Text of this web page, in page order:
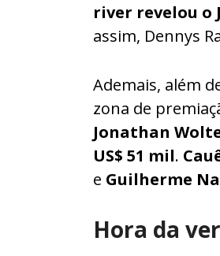
river revelou o
assim, Dennys
Ademais, além
zona de
Jonathan
US$ 51 mil.
e Guilherme
Hora da